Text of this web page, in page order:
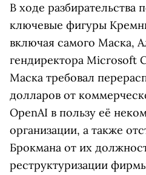
В ходе разбирательства
ключевые фигуры
включая самого Маска,
гендиректора Microsoft
Маска требовал
долларов от
OpenAI в пользу её
организации, а также
Брокмана от их
реструктуризации